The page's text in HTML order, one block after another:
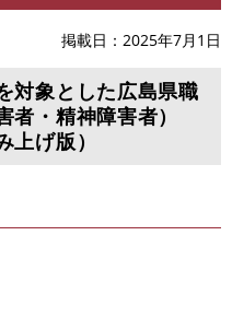
掲載日 2025年7月1日
対象とした広島県職
者・精神障害者）
げ版）